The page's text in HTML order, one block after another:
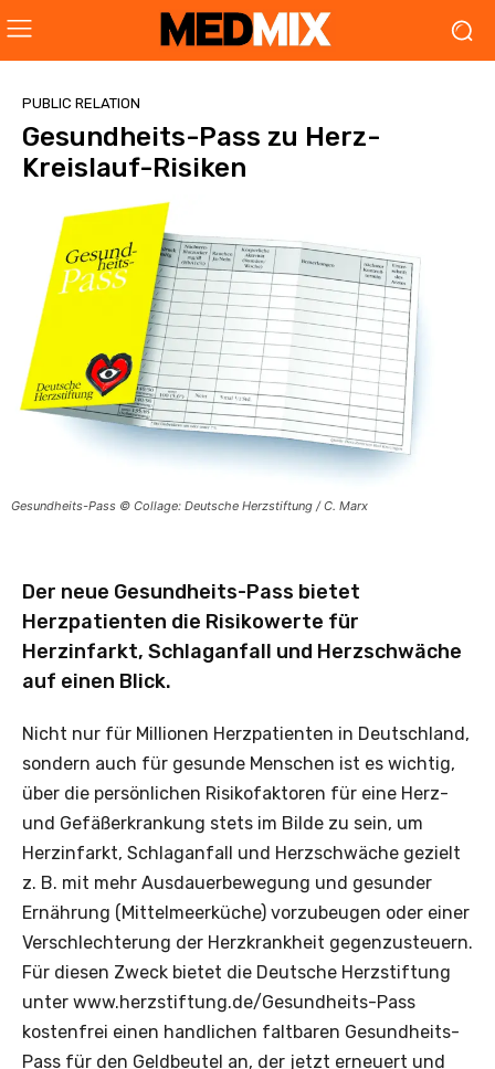
PUBLIC RELATION
Gesundheits-Pass zu Herz-
Kreislauf-Risiken
Gesundheits-Pass © Collage: Deutsche Herzstiftung / C. Marx
Der neue Gesundheits-Pass bietet
Herzpatienten die Risikowerte für
Herzinfarkt, Schlaganfall und Herzschwäche
auf einen Blick.
Nicht nur für Millionen Herzpatienten in Deutschland,
sondern auch für gesunde Menschen ist es wichtig,
über die persönlichen Risikofaktoren für eine Herz-
und Gefäßerkrankung stets im Bilde zu sein, um
Herzinfarkt, Schlaganfall und Herzschwäche gezielt
z. B. mit mehr Ausdauerbewegung und gesunder
Ernährung (Mittelmeerküche) vorzubeugen oder einer
Verschlechterung der Herzkrankheit gegenzusteuern.
Für diesen Zweck bietet die Deutsche Herzstiftung
unter www.herzstiftung.de/Gesundheits-Pass
kostenfrei einen handlichen faltbaren Gesundheits-
Pass für den Geldbeutel an, der jetzt erneuert und